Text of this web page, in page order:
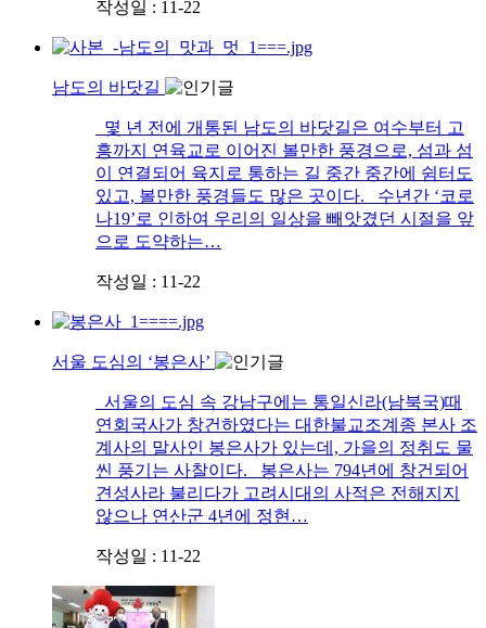
작성일 : 11-22
남도의 바닷길
몇 년 전에 개통된 남도의 바닷길은 여수부터 고
흥까지 연육교로 이어진 볼만한 풍경으로, 섬과 섬
이 연결되어 육지로 통하는 길 중간 중간에 쉼터도
있고, 볼만한 풍경들도 많은 곳이다. 수년간 ‘코로
나19’로 인하여 우리의 일상을 빼앗겼던 시절을 앞
으로 도약하는…
작성일 : 11-22
서울 도심의 ‘봉은사’
서울의 도심 속 강남구에는 통일신라(남북국)때
연회국사가 창건하였다는 대한불교조계종 본사 조
계사의 말사인 봉은사가 있는데, 가을의 정취도 물
씬 풍기는 사찰이다. 봉은사는 794년에 창건되어
견성사라 불리다가 고려시대의 사적은 전해지지
않으나 연산군 4년에 정현…
작성일 : 11-22